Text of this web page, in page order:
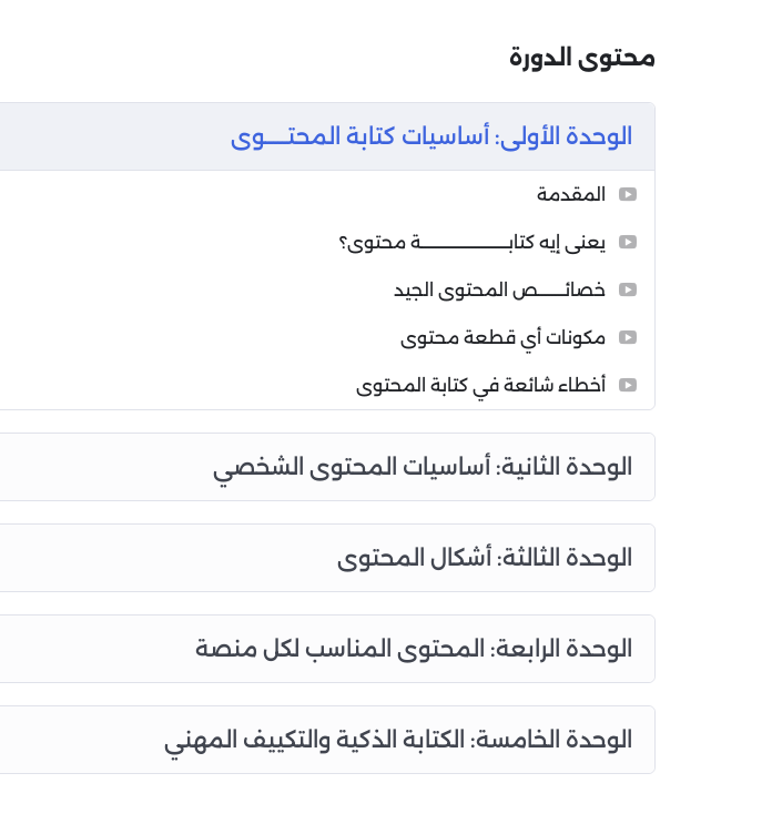
محتوى الدورة
الوحدة الأولى: أساسيات كتابة المحتـــــوى
المقدمة
يعنى إيه كتابــــــــــــــــــــــــــة محتوى؟
خصائــــــــص المحتوى الجيد
مكونات أي قطعة محتوى
أخطاء شائعة في كتابة المحتوى
الوحدة الثانية: أساسيات المحتوى الشخصي
الوحدة الثالثة: أشكال المحتوى
الوحدة الرابعة: المحتوى المناسب لكل منصة
الوحدة الخامسة: الكتابة الذكية والتكييف المهني